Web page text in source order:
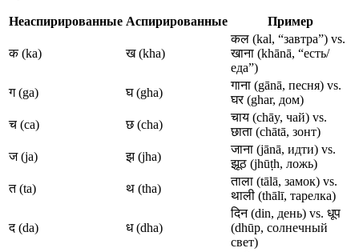
Неаспирированные Аспирированные Пример
क (ka) ख (kha)
कल (kal, “завтра”) vs.
खाना (khānā, “есть/
еда”)
ग (ga)
घ (gha)
गाना (gānā, песня) vs.
घर (ghar, дом)
च (ca)
छ (cha)
चाय (chāy, чай) vs.
छाता (chātā, зонт)
ज (ja)
झ (jha)
जाना (jānā, идти) vs.
झूठ (jhūṭh, ложь)
त (ta)
थ (tha)
ताला (tālā, замок) vs.
थाली (thālī, тарелка)
द (da) ध (dha)
दिन (din, день) vs. धूप
(dhūp, солнечный
свет)